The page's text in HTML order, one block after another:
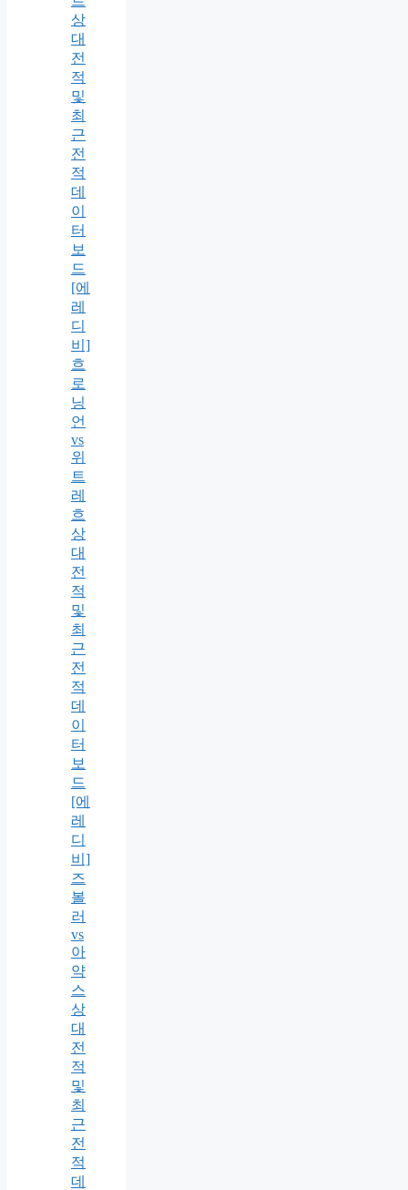
상
대
전
적
및
최
근
전
적
데
이
터
보
드
[에
레
디
비]
흐
로
닝
언
vs
위
트
레
흐
상
대
전
적
및
최
근
전
적
데
이
터
보
드
[에
레
디
비]
즈
볼
러
vs
아
약
스
상
대
전
적
및
최
근
전
적
데